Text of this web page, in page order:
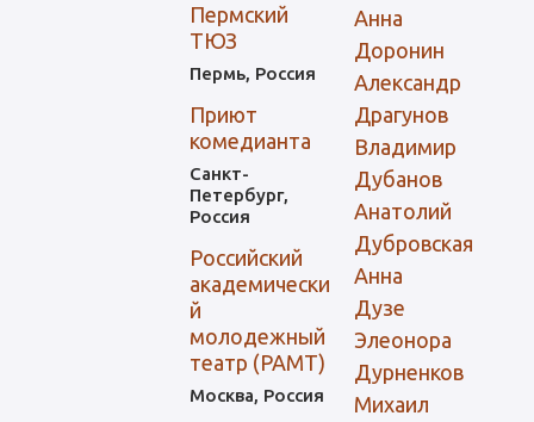
Пермский
ТЮЗ
Пермь, Россия
Приют
комедианта
Санкт-
Петербург,
Россия
Российский
академически
й
молодежный
театр (РАМТ)
Москва, Россия
Анна
Доронин
Александр
Драгунов
Владимир
Дубанов
Анатолий
Дубровская
Анна
Дузе
Элеонора
Дурненков
Михаил